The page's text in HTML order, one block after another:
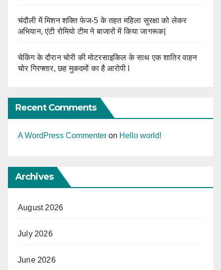
चंदौली में मिशन शक्ति फेज-5 के तहत महिला सुरक्षा को लेकर
अभियान, एंटी रोमियो टीम ने बाजारों में किया जागरूक|
चेकिंग के दौरान चोरी की मोटरसाइकिल के साथ एक शातिर वाहन
चोर गिरफ्तार, छह मुकदमों का है आरोपी l
Recent Comments
A WordPress Commenter on Hello world!
Archives
August 2026
July 2026
June 2026